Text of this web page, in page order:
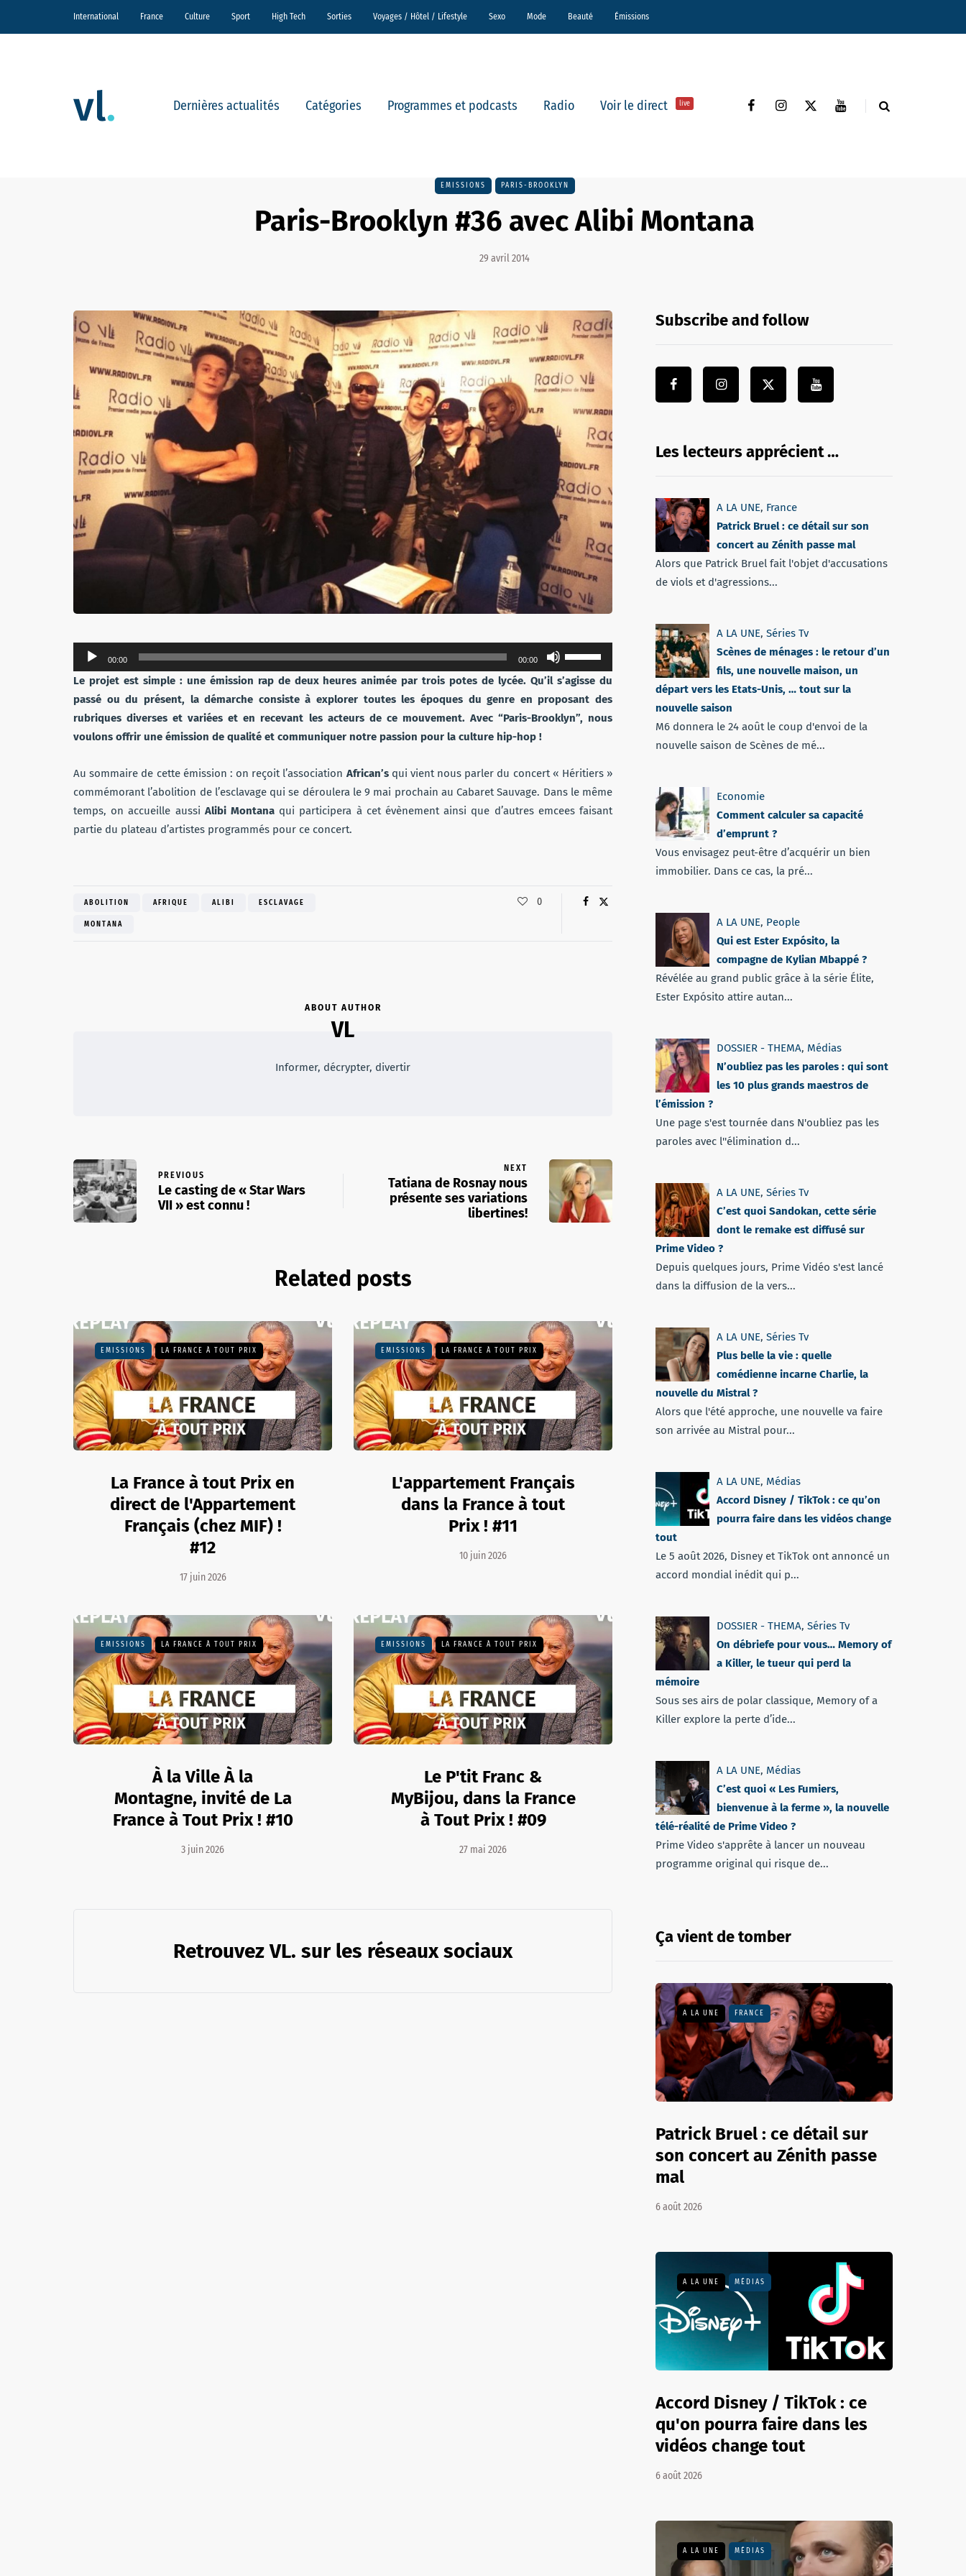
International France Culture Sport High Tech Sorties Voyages / Hôtel / Lifestyle Sexo Mode Beauté Émissions
Dernières actualités Catégories Programmes et podcasts Radio Voir le direct live
EMISSIONS PARIS-BROOKLYN
Paris-Brooklyn #36 avec Alibi Montana
29 avril 2014
Lecteur
audio
00:00 00:00
les
flèches
haut/bas
pour
Le projet est simple : une émission rap de deux heures animée par trois potes de lycée. Qu’il s’agisse du
passé ou du présent, la démarche consiste à explorer toutes les époques du genre en proposant des
rubriques diverses et variées et en recevant les acteurs de ce mouvement. Avec “Paris-Brooklyn”, nous
voulons offrir une émission de qualité et communiquer notre passion pour la culture hip-hop !
Au sommaire de cette émission : on reçoit l’association African’squi vient nous parler du concert « Héritiers »
commémorant l’abolition de l’esclavage qui se déroulera le 9 mai prochain au Cabaret Sauvage. Dans le même
temps, on accueille aussi Alibi Montana qui participera à cet évènement ainsi que d’autres emcees faisant
partie du plateau d’artistes programmés pour ce concert.
ABOLITION AFRIQUE ALIBI ESCLAVAGE
MONTANA
0
ABOUT AUTHOR
VL
Informer, décrypter, divertir
PREVIOUS
Le casting de « Star Wars
VII » est connu !
NEXT
Tatiana de Rosnay nous
présente ses variations
libertines!
Related posts
EMISSIONS LA FRANCE À TOUT PRIX
La France à tout Prix en
direct de l'Appartement
Français (chez MIF) !
#12
17 juin 2026
EMISSIONS LA FRANCE À TOUT PRIX
L'appartement Français
dans la France à tout
Prix ! #11
10 juin 2026
EMISSIONS LA FRANCE À TOUT PRIX
À la Ville À la
Montagne, invité de La
France à Tout Prix ! #10
3 juin 2026
EMISSIONS LA FRANCE À TOUT PRIX
Le P'tit Franc &
MyBijou, dans la France
à Tout Prix ! #09
27 mai 2026
Retrouvez VL. sur les réseaux sociaux
Subscribe and follow
Les lecteurs apprécient …
A LA UNE, France
Patrick Bruel : ce détail sur son
concert au Zénith passe mal
Alors que Patrick Bruel fait l'objet d'accusations
de viols et d'agressions...
A LA UNE, Séries Tv
Scènes de ménages : le retour d’un
fils, une nouvelle maison, un
départ vers les Etats-Unis, … tout sur la
nouvelle saison
M6 donnera le 24 août le coup d'envoi de la
nouvelle saison de Scènes de mé...
Economie
Comment calculer sa capacité
d’emprunt ?
Vous envisagez peut-être d’acquérir un bien
immobilier. Dans ce cas, la pré...
A LA UNE, People
Qui est Ester Expósito, la
compagne de Kylian Mbappé ?
Révélée au grand public grâce à la série Élite,
Ester Expósito attire autan...
DOSSIER - THEMA, Médias
N’oubliez pas les paroles : qui sont
les 10 plus grands maestros de
l’émission ?
Une page s'est tournée dans N'oubliez pas les
paroles avec l''élimination d...
A LA UNE, Séries Tv
C’est quoi Sandokan, cette série
dont le remake est diffusé sur
Prime Video ?
Depuis quelques jours, Prime Vidéo s'est lancé
dans la diffusion de la vers...
A LA UNE, Séries Tv
Plus belle la vie : quelle
comédienne incarne Charlie, la
nouvelle du Mistral ?
Alors que l'été approche, une nouvelle va faire
son arrivée au Mistral pour...
A LA UNE, Médias
Accord Disney / TikTok : ce qu’on
pourra faire dans les vidéos change
tout
Le 5 août 2026, Disney et TikTok ont annoncé un
accord mondial inédit qui p...
DOSSIER - THEMA, Séries Tv
On débriefe pour vous… Memory of
a Killer, le tueur qui perd la
mémoire
Sous ses airs de polar classique, Memory of a
Killer explore la perte d’ide...
A LA UNE, Médias
C’est quoi « Les Fumiers,
bienvenue à la ferme », la nouvelle
télé-réalité de Prime Video ?
Prime Video s'apprête à lancer un nouveau
programme original qui risque de...
Ça vient de tomber
A LA UNE FRANCE
Patrick Bruel : ce détail sur
son concert au Zénith passe
mal
6 août 2026
A LA UNE MÉDIAS
Accord Disney / TikTok : ce
qu'on pourra faire dans les
vidéos change tout
6 août 2026
A LA UNE MÉDIAS